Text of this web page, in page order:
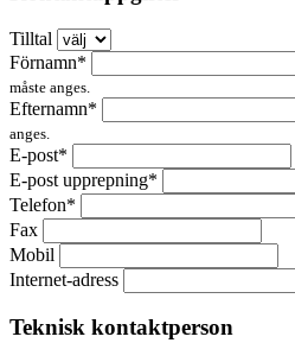
Tilltal
Förnamn*
måste anges.
Efternamn*
anges.
E-post*
E-post upprepning*
Telefon*
Fax
Mobil
Internet-adress
Teknisk kontaktperson